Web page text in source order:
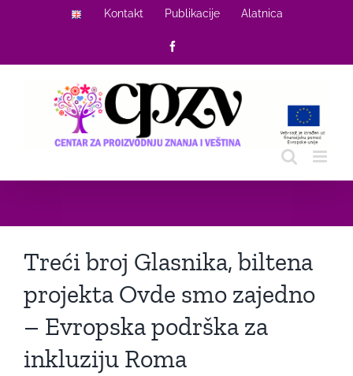
Kontakt Publikacije Alatnica
Treći broj Glasnika, biltena
projekta Ovde smo zajedno
– Evropska podrška za
inkluziju Roma